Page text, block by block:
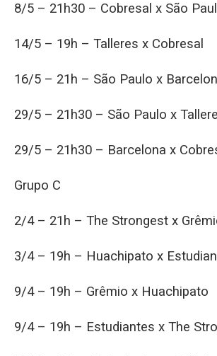
8/5 – 21h30 – Cobresal x São
14/5 – 19h – Talleres x Cobresal
16/5 – 21h – São Paulo x
29/5 – 21h30 – São Paulo x
29/5 – 21h30 – Barcelona x
Grupo C
2/4 – 21h – The Strongest x
3/4 – 19h – Huachipato x
9/4 – 19h – Grêmio x Huachipato
9/4 – 19h – Estudiantes x The